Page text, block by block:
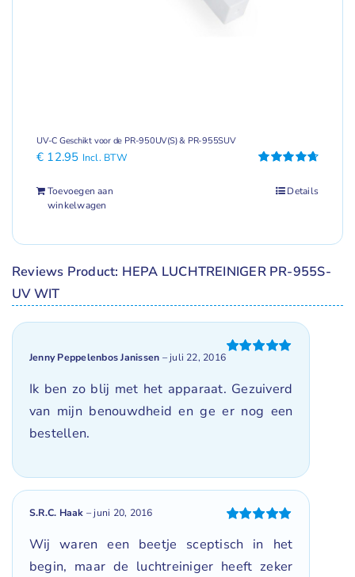
UV-C Geschikt voor de PR-950UV(S) & PR-955SUV
4.75uit 5
€ 12.95 Incl. BTW
Toevoegen aan
winkelwagen
Details
Reviews Product: HEPA LUCHTREINIGER PR-955S-
UV WIT
Jenny Peppelenbos Janissen – juli 22, 2016
Ik ben zo blij met het apparaat. Gezuiverd
van mijn benouwdheid en ge er nog een
bestellen.
5uit 5
S.R.C. Haak – juni 20, 2016
Wij waren een beetje sceptisch in het
begin, maar de luchtreiniger heeft zeker